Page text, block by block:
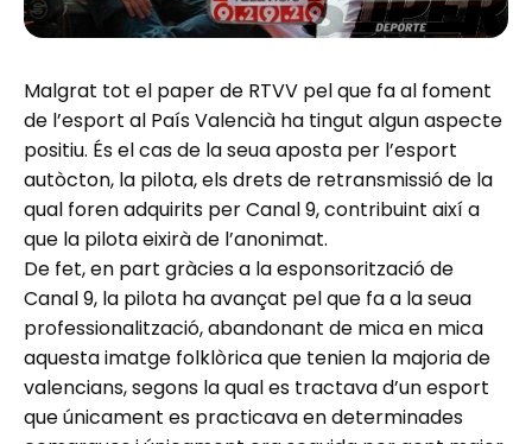
Malgrat tot el paper de RTVV pel que fa al foment
de l’esport al País Valencià ha tingut algun aspecte
positiu. És el cas de la seua aposta per l’esport
autòcton, la pilota, els drets de retransmissió de la
qual foren adquirits per Canal 9, contribuint així a
que la pilota eixirà de l’anonimat.
De fet, en part gràcies a la esponsorització de
Canal 9, la pilota ha avançat pel que fa a la seua
professionalització, abandonant de mica en mica
aquesta imatge folklòrica que tenien la majoria de
valencians, segons la qual es tractava d’un esport
que únicament es practicava en determinades